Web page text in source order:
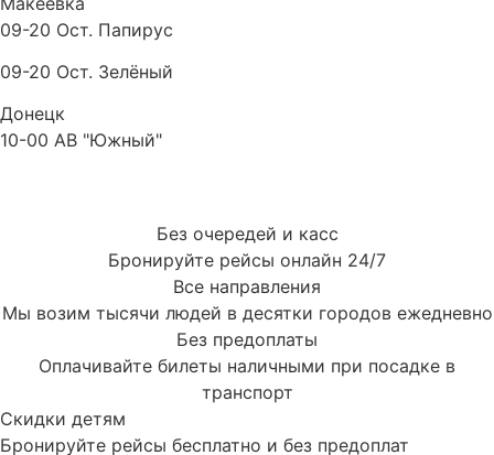
09-20 Ост. Папирус
09-20 Ост. Зелёный
Донецк
10-00 АВ "Южный"
Без очередей и касс
Бронируйте рейсы онлайн 24/7
Все направления
Мы возим тысячи людей в десятки городов ежедневно
Без предоплаты
Оплачивайте билеты наличными при посадке в
транспорт
Скидки детям
Бронируйте рейсы бесплатно и без предоплат